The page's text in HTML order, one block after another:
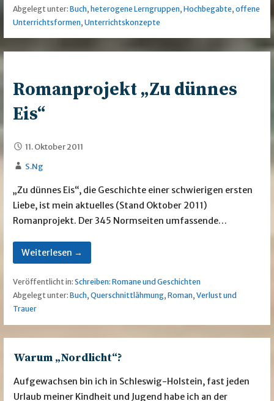
Abgelegt unter: Buch, heterogene Lerngruppen, Hochbegabte, offene
Unterrichtsformen, Unterrichtskonzepte
Romanprojekt „Zu dünnes
Eis“
11. Oktober 2011
S.Ng
„Zu dünnes Eis“, die Geschichte einer schwierigen ersten
Liebe, ist mein aktuelles (Stand Oktober 2011)
Romanprojekt. Der 345 Normseiten umfassende…
Weiterlesen →
Veröffentlicht in: Schreiben: Romane und Geschichten
Abgelegt unter: Buch, Querschnittlähmung, Roman, Verlust und
Trauer
Warum „Nordlicht“?
Aufgewachsen bin ich in Schleswig-Holstein, fast jeden
Urlaub meiner Kindheit und Jugend habe ich an der